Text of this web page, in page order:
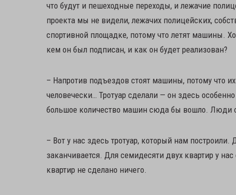
что будут и пешеходные переходы, и лежачие
проекта мы не видели, лежачих полицейских,
спортивной площадке, потому что летят машины.
кем он был подписан, и как он будет реализован?
– Напротив подъездов стоят машины, потому что
человечески… Тротуар сделали — он здесь
большое количество машин сюда бы вошло. Люди
– Вот у нас здесь тротуар, который нам
заканчивается. Для семидесяти двух квартир у
квартир не сделано ничего.